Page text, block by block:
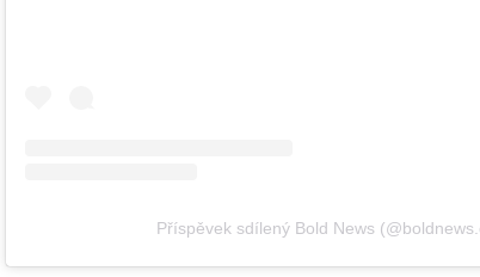
Příspěvek sdílený Bold News